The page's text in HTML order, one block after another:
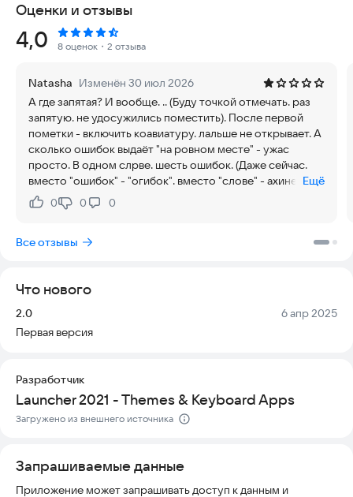
• Новый взгляд — стильная тема, которая полностью
преобразит внешний вид вашего Android-устройства;
позволяет настраивать размер и форму клавиш под ваши
предпочтения;
• Выберите другой шрифт — замените стандартный
начертание и полностью персонализируйте внешний вид
новой клавиатуры;
• Новый опыт — выберите пользовательскую тему и создайте
идеальный персонализированный интерфейс для
Оценки и отзывы
Рейтинг:
4,0 8 оценок ・2 отзыва
Natasha Изменён 30 июл 2026
А где запятая? И вообще. .. (Буду точкой отмечать. раз
запятую. не удосужились поместить). После первой
пометки - включить коавиатуру. лальше не открывает. А
сколько ошибок выдаёт "на ровном месте" - ужас
просто. В одном слрве. шесть ошибок. (Даже сейчас.
вместо "ошибок" - "огибок". вместо "слове" - ахинею
напечатаоа клавиатура. специально не исправляю.
читать такое невозможно) Удаляб. (Это слово не моё. а
исправляю) Удаляю.
Ещё
Нравится:
0Не нравится:
0 0
Все отзывы
Что нового
Версия:
2.0 Дата:
6 апр 2025
Первая версия
Разработчик
Launcher 2021 - Themes & Keyboard Apps
Загружено из внешнего источника
Запрашиваемые данные
Приложение может запрашивать доступ к данным и